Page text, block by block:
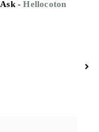
Ask-Hellocoton